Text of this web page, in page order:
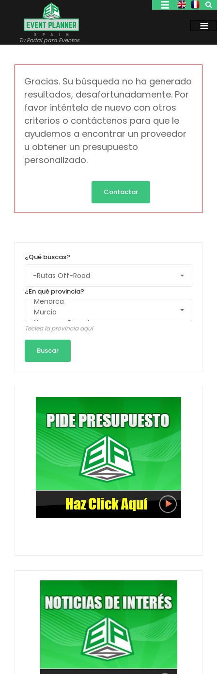
contenido
Tu Portal para Eventos
Gracias. Su búsqueda no ha generado
resultados, desafortunadamente. Por
favor inténtelo de nuevo con otros
criterios o contáctenos para que le
ayudemos a encontrar un proveedor
u obtener un presupuesto
personalizado.
Contactar
¿Qué buscas?
¿En qué provincia?
Teclea la provincia aquí